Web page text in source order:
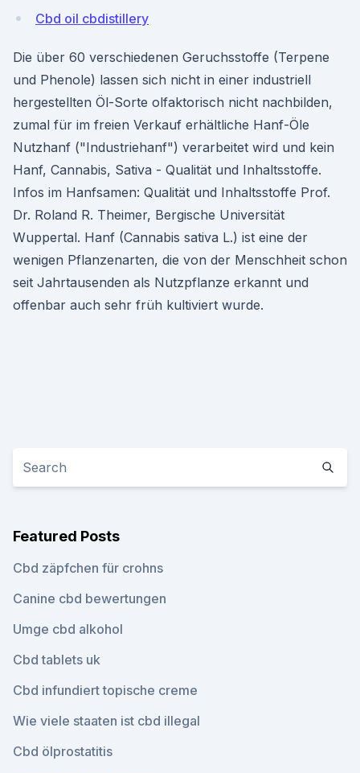
Cbd oil cbdistillery
Die über 60 verschiedenen Geruchsstoffe (Terpene
und Phenole) lassen sich nicht in einer industriell
hergestellten Öl-Sorte olfaktorisch nicht nachbilden,
zumal für im freien Verkauf erhältliche Hanf-Öle
Nutzhanf ("Industriehanf") verarbeitet wird und kein
Hanf, Cannabis, Sativa - Qualität und Inhaltsstoffe.
Infos im Hanfsamen: Qualität und Inhaltsstoffe Prof.
Dr. Roland R. Theimer, Bergische Universität
Wuppertal. Hanf (Cannabis sativa L.) ist eine der
wenigen Pflanzenarten, die von der Menschheit schon
seit Jahrtausenden als Nutzpflanze erkannt und
offenbar auch sehr früh kultiviert wurde.
Featured Posts
Cbd zäpfchen für crohns
Canine cbd bewertungen
Umge cbd alkohol
Cbd tablets uk
Cbd infundiert topische creme
Wie viele staaten ist cbd illegal
Cbd ölprostatitis